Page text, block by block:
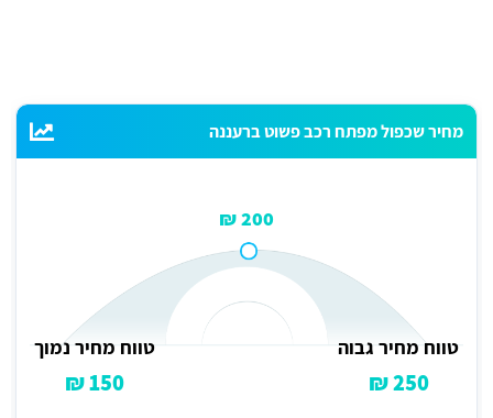
מחיר שכפול מפתח רכב פשוט ברעננה
200 ₪
טווח מחיר גבוה
250 ₪
טווח מחיר נמוך
150 ₪